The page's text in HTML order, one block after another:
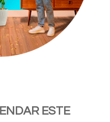
ESTE